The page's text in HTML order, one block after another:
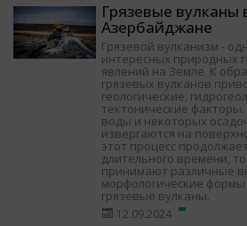
Грязевые вулканы
Азербайджане
Грязевой вулканизм -
интересных природных
явлений на Земле. К
грязевых вулканов
геологические,
тектонические факторы.
воды и некоторых
извергаются на
этот процесс
длительного времени,
принимают различные
морфологические
грязевые вулканы.
12.09.2024